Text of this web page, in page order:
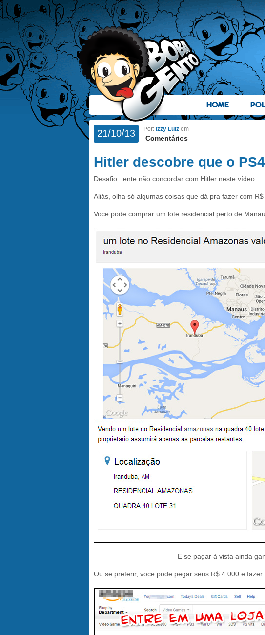
HOME
21/10/13 Por: Izzy Lulz em
Comentários
Hitler descobre que o
Desafio: tente não concordar com Hitler neste vídeo.
Aliás, olha só algumas coisas que dá pra fazer com R$
Você pode comprar um lote residencial perto de
E se pagar à vista ainda
Ou se preferir, você pode pegar seus R$ 4.000 e fazer